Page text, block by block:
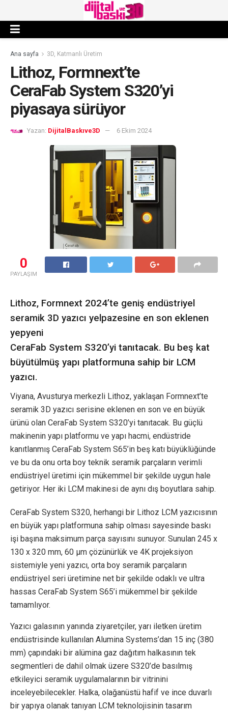
Ana sayfa 3D, Katmanlı Üretim
Lithoz, Formnext’te
CeraFab System S320’yi
piyasaya sürüyor
Yazan: DijitalBaskıve3D 6 Ekim 2024
0
PAYLAŞIM
Lithoz, Formnext 2024’te geniş endüstriyel
seramik 3D yazıcı yelpazesine en son eklenen
yepyeni
CeraFab System S320’yi tanıtacak. Bu beş kat
büyütülmüş yapı platformuna sahip bir LCM
yazıcı.
Viyana, Avusturya merkezli Lithoz, yaklaşan Formnext’te
seramik 3D yazıcı serisine eklenen en son ve en büyük
ürünü olan CeraFab System S320’yi tanıtacak. Bu güçlü
makinenin yapı platformu ve yapı hacmi, endüstride
kanıtlanmış CeraFab System S65’in beş katı büyüklüğünde
ve bu da onu orta boy teknik seramik parçaların verimli
endüstriyel üretimi için mükemmel bir şekilde uygun hale
getiriyor. Her iki LCM makinesi de aynı dış boyutlara sahip.
CeraFab System S320, herhangi bir Lithoz LCM yazıcısının
en büyük yapı platformuna sahip olması sayesinde baskı
işi başına maksimum parça sayısını sunuyor. Sunulan 245 x
130 x 320 mm, 60 µm çözünürlük ve 4K projeksiyon
sistemiyle yeni yazıcı, orta boy seramik parçaların
endüstriyel seri üretimine net bir şekilde odaklı ve ultra
hassas CeraFab System S65’i mükemmel bir şekilde
tamamlıyor.
Yazıcı galasının yanında ziyaretçiler, yarı iletken üretim
endüstrisinde kullanılan Alumina Systems’dan 15 inç (380
mm) çapındaki bir alümina gaz dağıtım halkasının tek
segmentleri de dahil olmak üzere S320’de basılmış
etkileyici seramik uygulamalarının bir vitrinini
inceleyebilecekler. Halka, olağanüstü hafif ve ince duvarlı
bir yapıya olanak tanıyan LCM teknolojisinin tasarım